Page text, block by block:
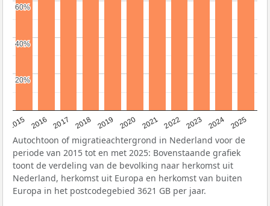
2015 2016 2017 2018 2019 2020 2021 2022 2023 2024 2025
20%
20%
40%
40%
60%
60%
Autochtoon of migratieachtergrond in Nederland voor de
periode van 2015 tot en met 2025: Bovenstaande grafiek
toont de verdeling van de bevolking naar herkomst uit
Nederland, herkomst uit Europa en herkomst van buiten
Europa in het postcodegebied 3621 GB per jaar.